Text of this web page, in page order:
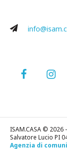
ISAM.CASA ©
Salvatore Lucio PI
Agenzia di